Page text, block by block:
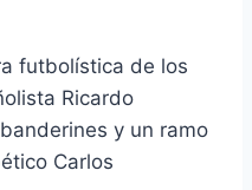
futbolística de los
Ricardo
y un ramo
Carlos